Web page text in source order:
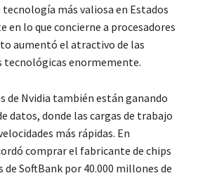
más valiosa en Estados
en lo que concierne a procesadores
aumentó el atractivo de las
tecnológicas enormemente.
de Nvidia también están ganando
datos, donde las cargas de trabajo
más rápidas. En
comprar el fabricante de chips
SoftBank por 40.000 millones de